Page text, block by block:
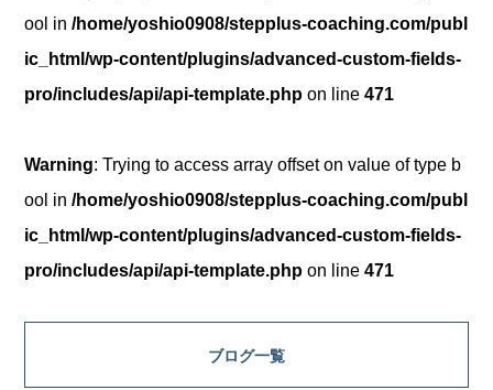
ool in/home/yoshio0908/stepplus-coaching.com/publ
ic_html/wp-content/plugins/advanced-custom-fields-
pro/includes/api/api-template.php on line471
Warning: Trying to access array offset on value of type b
ool in/home/yoshio0908/stepplus-coaching.com/publ
ic_html/wp-content/plugins/advanced-custom-fields-
pro/includes/api/api-template.php on line471
ブログ一覧